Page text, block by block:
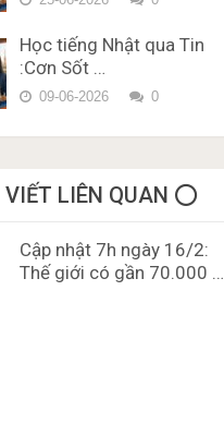
Học tiếng Nhật qua Tin
:Cơn Sốt …
09-06-2026 0
LIÊN QUAN ⭕️
Cập nhật 7h ngày 16/2:
Thế giới có gần 70.000 …